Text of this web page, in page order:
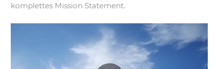
komplettes Mission Statement.